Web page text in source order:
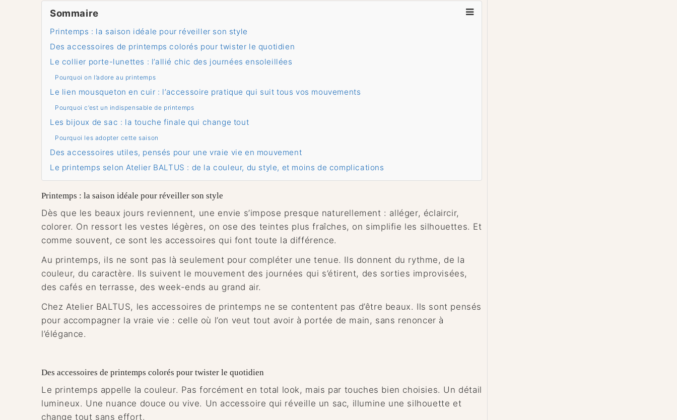
Sommaire
Printemps : la saison idéale pour réveiller son style
Des accessoires de printemps colorés pour twister le quotidien
Le collier porte-lunettes : l’allié chic des journées ensoleillées
Pourquoi on l’adore au printemps
Le lien mousqueton en cuir : l’accessoire pratique qui suit tous vos mouvements
Pourquoi c’est un indispensable de printemps
Les bijoux de sac : la touche finale qui change tout
Pourquoi les adopter cette saison
Des accessoires utiles, pensés pour une vraie vie en mouvement
Le printemps selon Atelier BALTUS : de la couleur, du style, et moins de complications
Printemps : la saison idéale pour réveiller son style
Dès que les beaux jours reviennent, une envie s’impose presque naturellement : alléger, éclaircir,
colorer. On ressort les vestes légères, on ose des teintes plus fraîches, on simplifie les silhouettes. Et
comme souvent, ce sont les accessoires qui font toute la différence.
Au printemps, ils ne sont pas là seulement pour compléter une tenue. Ils donnent du rythme, de la
couleur, du caractère. Ils suivent le mouvement des journées qui s’étirent, des sorties improvisées,
des cafés en terrasse, des week-ends au grand air.
Chez Atelier BALTUS, les accessoires de printemps ne se contentent pas d’être beaux. Ils sont pensés
pour accompagner la vraie vie : celle où l’on veut tout avoir à portée de main, sans renoncer à
l’élégance.
Des accessoires de printemps colorés pour twister le quotidien
Le printemps appelle la couleur. Pas forcément en total look, mais par touches bien choisies. Un détail
lumineux. Une nuance douce ou vive. Un accessoire qui réveille un sac, illumine une silhouette et
change tout sans effort.